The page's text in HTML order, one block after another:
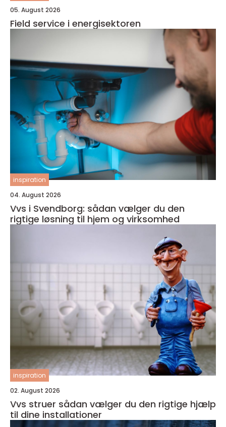
05. August 2026
Field service i energisektoren
inspiration
04. August 2026
Vvs i Svendborg: sådan vælger du den
rigtige løsning til hjem og virksomhed
inspiration
02. August 2026
Vvs struer sådan vælger du den rigtige hjælp
til dine installationer